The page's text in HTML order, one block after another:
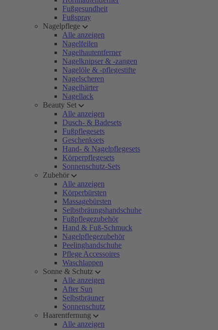
Fußgesundheit
Fußspray
Nagelpflege
Alle anzeigen
Nagelfeilen
Nagelhautentferner
Nagelknipser & -zangen
Nagelöle & -pflegestifte
Nagelscheren
Nagelhärter
Nagellack
Beauty Set
Alle anzeigen
Dusch- & Badesets
Fußpflegesets
Geschenksets
Hand- & Nagelpflegesets
Körperpflegesets
Sonnenschutz-Sets
Zubehör
Alle anzeigen
Körperbürsten
Massagebürsten
Selbstbräungshandschuhe
Fußpflegezubehör
Hand & Fuß-Schmuck
Nagelpflegezubehör
Peelinghandschuhe
Pflege Accessoires
Waschlappen
Sonne & Schutz
Alle anzeigen
After Sun
Selbstbräuner
Sonnenschutz
Haarentfernung
Alle anzeigen